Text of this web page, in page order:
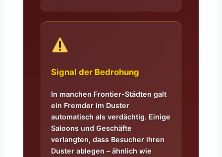
Signal der Bedrohung
In manchen Frontier-Städten galt
ein Fremder im Duster
automatisch als verdächtig. Einige
Saloons und Geschäfte
verlangten, dass Besucher ihren
Duster ablegen – ähnlich wie